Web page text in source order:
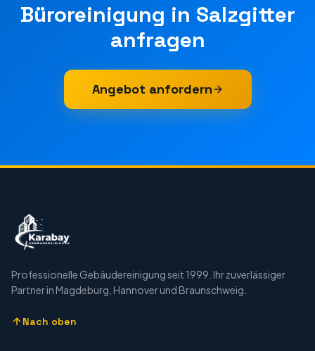
Büroreinigung in Salzgitter
anfragen
Angebot anfordern
Professionelle Gebäudereinigung seit 1999. Ihr zuverlässiger
Partner in Magdeburg, Hannover und Braunschweig.
Nach oben